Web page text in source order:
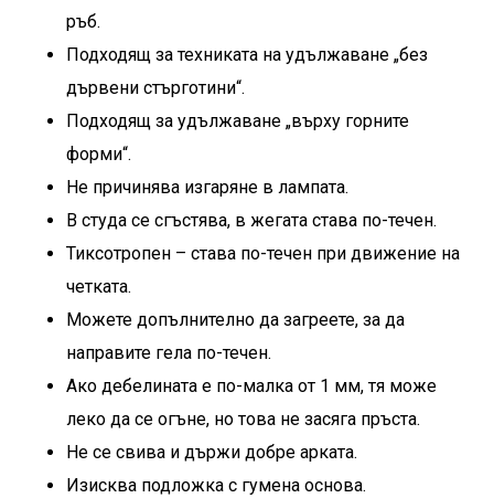
ръб.
Подходящ за техниката на удължаване „без
дървени стърготини“.
Подходящ за удължаване „върху горните
форми“.
Не причинява изгаряне в лампата.
В студа се сгъстява, в жегата става по-течен.
Тиксотропен – става по-течен при движение на
четката.
Можете допълнително да загреете, за да
направите гела по-течен.
Ако дебелината е по-малка от 1 мм, тя може
леко да се огъне, но това не засяга пръста.
Не се свива и държи добре арката.
Изисква подложка с гумена основа.